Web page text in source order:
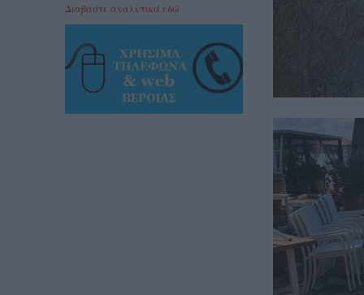
Διαβαστε αναλυτικά εδώ